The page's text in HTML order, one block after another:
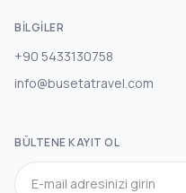
BILGILER
+90 5433130758
info@busetatravel.com
BÜLTENE KAYIT OL